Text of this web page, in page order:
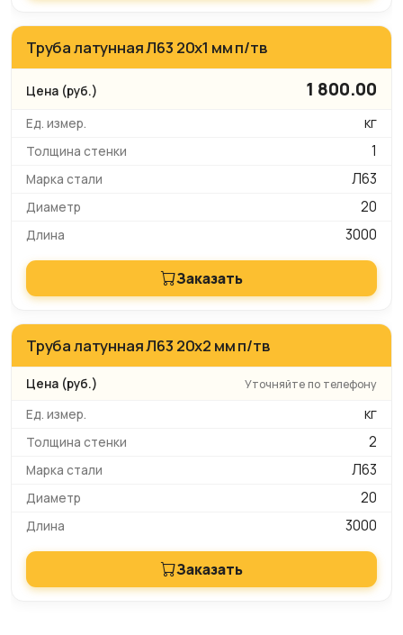
Труба латунная Л63 20х1 мм п/тв
1 800.00
кг
1
Л63
20
3000
Заказать
Труба латунная Л63 20х2 мм п/тв
Уточняйте по телефону
кг
2
Л63
20
3000
Заказать